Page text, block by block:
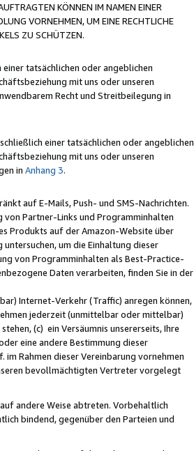
KÖNNEN IM NAMEN EINER
VORNEHMEN, UM EINE RECHTLICHE
ZU SCHÜTZEN.
tatsächlichen oder angeblichen
mit uns oder unseren
Recht und Streitbeilegung in
einer tatsächlichen oder angeblichen
mit uns oder unseren
in Anhang 3.
auf E-Mails, Push- und SMS-Nachrichten.
von Partner-Links und Programminhalten
Produkts auf der Amazon-Website über
um die Einhaltung dieser
von Programminhalten als Best-Practice-
Daten verarbeiten, finden Sie in der
Internet-Verkehr (Traffic) anregen können,
jederzeit (unmittelbar oder mittelbar)
(c) ein Versäumnis unsererseits, Ihre
eine andere Bestimmung dieser
Rahmen dieser Vereinbarung vornehmen
bevollmächtigten Vertreter vorgelegt
andere Weise abtreten. Vorbehaltlich
bindend, gegenüber den Parteien und